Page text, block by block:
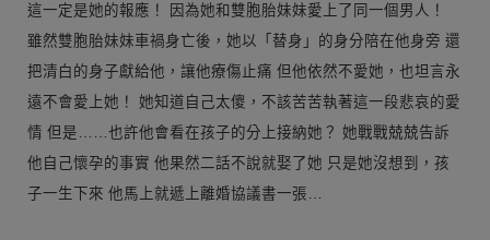
這一定是她的報應！ 因為她和雙胞胎妹妹愛上了同一個男人！
雖然雙胞胎妹妹車禍身亡後，她以「替身」的身分陪在他身旁 還
把清白的身子獻給他，讓他療傷止痛 但他依然不愛她，也坦言永
遠不會愛上她！ 她知道自己太傻，不該苦苦執著這一段悲哀的愛
情 但是……也許他會看在孩子的分上接納她？ 她戰戰兢兢告訴
他自己懷孕的事實 他果然二話不說就娶了她 只是她沒想到，孩
子一生下來 他馬上就遞上離婚協議書一張…